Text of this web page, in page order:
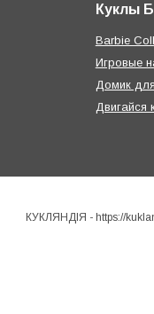
Куклы
Barbie
Игровые
Домик
Двигайся